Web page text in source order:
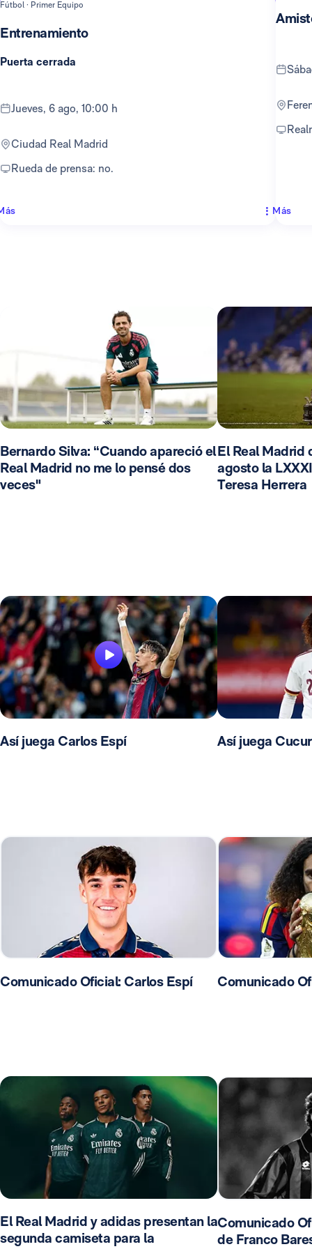
Fútbol · Primer Equipo
Entrenamiento
Puerta cerrada
jueves, 6 ago, 10:00 h
Ciudad Real Madrid
Rueda de prensa: no.
Más
Bernardo Silva: “Cuando apareció el
Real Madrid no me lo pensé dos
veces"
El Real Madrid
agosto la
Teresa Herrera
Así juega Carlos Espí Así juega
Comunicado Oficial: Carlos Espí Comunicado
El Real Madrid y adidas presentan la
segunda camiseta para la
Comunicado
de Franco